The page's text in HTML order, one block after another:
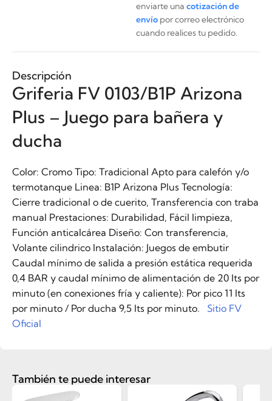
enviarte una cotización de
envíopor correo electrónico
cuando realices tu pedido.
Descripción
Griferia FV 0103/B1P Arizona
Plus – Juego para bañera y
ducha
Color: Cromo Tipo: Tradicional Apto para calefón y/o
termotanque Linea: B1P Arizona Plus Tecnología:
Cierre tradicional o de cuerito, Transferencia con traba
manual Prestaciones: Durabilidad, Fácil limpieza,
Función anticalcárea Diseño: Con transferencia,
Volante cilindrico Instalación: Juegos de embutir
Caudal mínimo de salida a presión estática requerida
0,4 BAR y caudal mínimo de alimentación de 20 lts por
minuto (en conexiones fría y caliente): Por pico 11 lts
por minuto / Por ducha 9,5 lts por minuto. Sitio FV
Oficial
También te puede interesar